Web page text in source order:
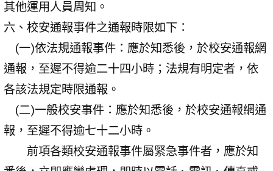
其他運用人員周知。
六、校安通報事件之通報時限如下：
(一)依法規通報事件：應於知悉後，於校安通報網
通報，至遲不得逾二十四小時；法規有明定者，依
各該法規定時限通報。
(二)一般校安事件：應於知悉後，於校安通報網通
報，至遲不得逾七十二小時。
前項各類校安通報事件屬緊急事件者，應於知